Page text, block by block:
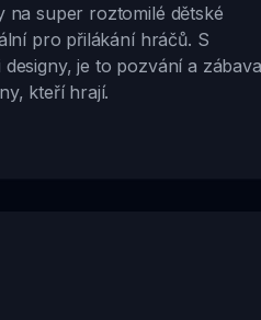
na super roztomilé dětské
pro přilákání hráčů. S
je to pozvání a zábava
kteří hrají.